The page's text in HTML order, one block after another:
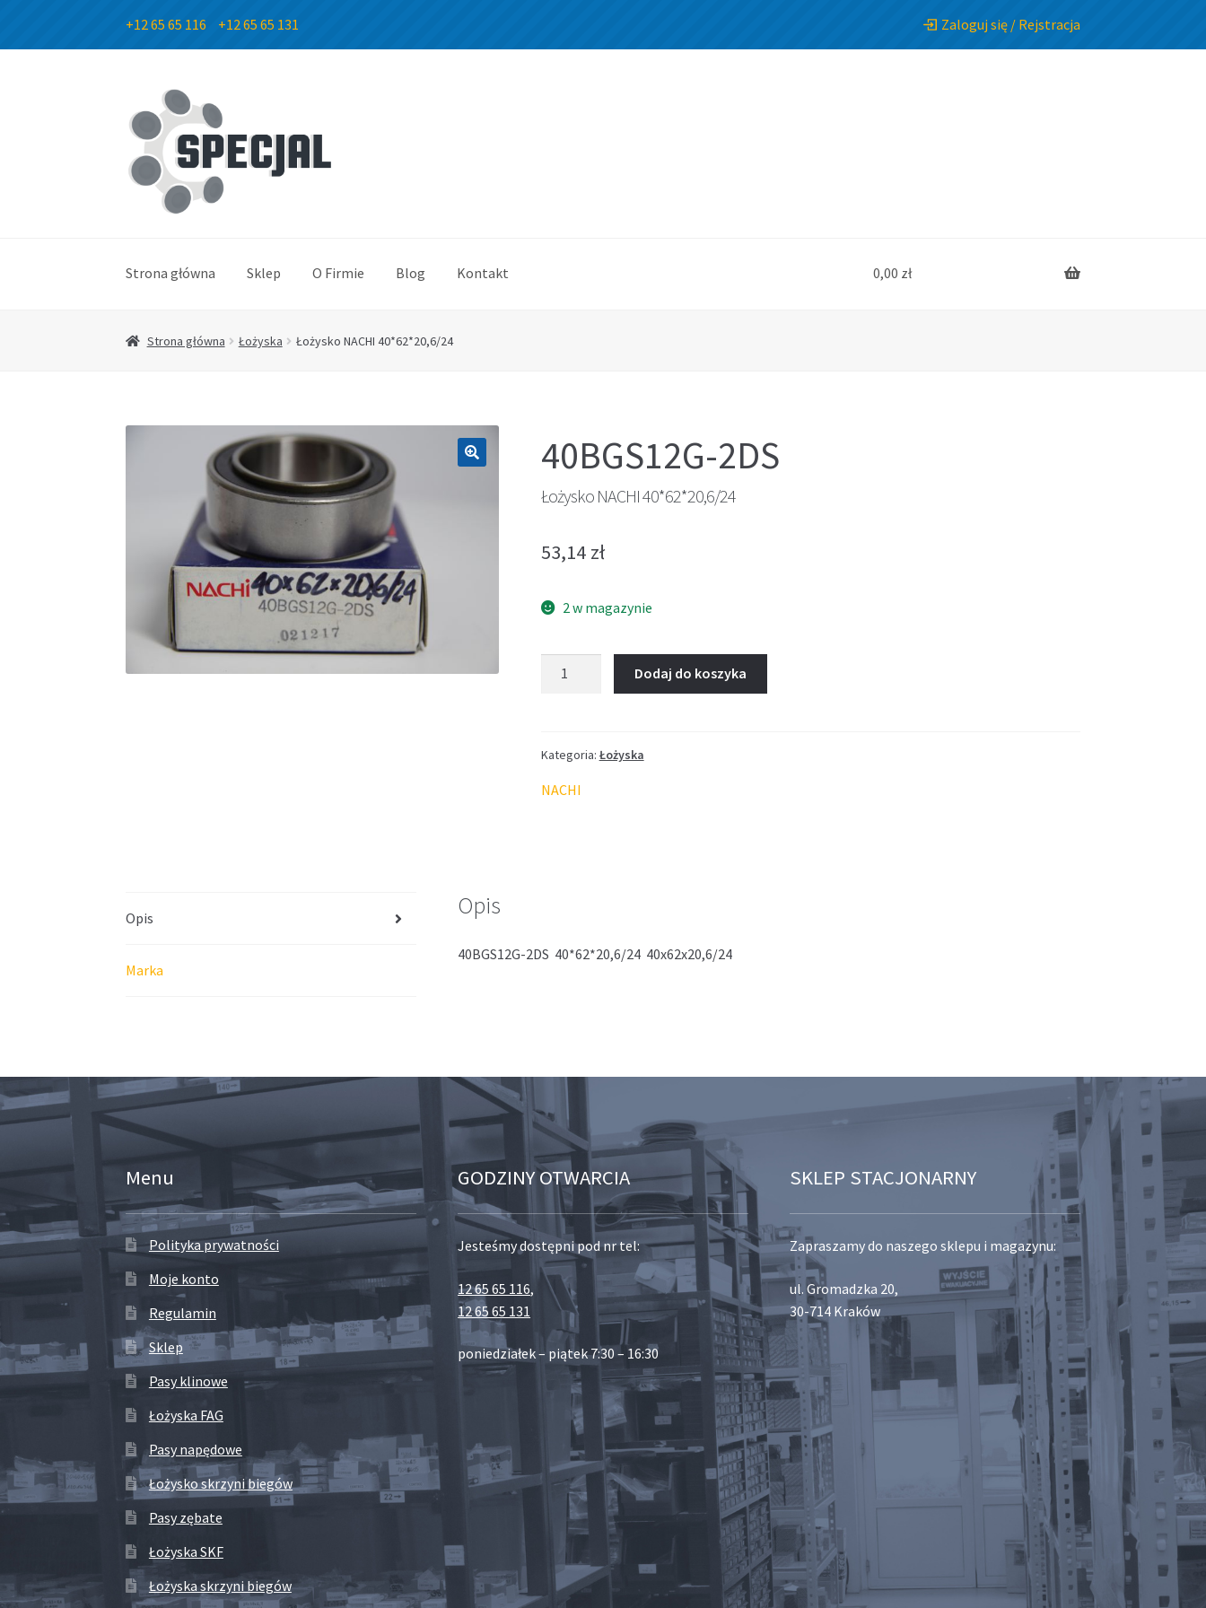
+12 65 65 116 +12 65 65 131 Zaloguj się / Rejstracja
Przejdź
do
nawigacji
Przejdź
do
treści
Strona główna Sklep O Firmie Blog Kontakt 0,00 zł
Strona główna Łożyska Łożysko NACHI 40*62*20,6/24
40BGS12G-2DS
Łożysko NACHI 40*62*20,6/24
53,14 zł
2 w magazynie
Dodaj do koszyka
Kategoria: Łożyska
NACHI
Opis
Marka
Opis
40BGS12G-2DS 40*62*20,6/24 40x62x20,6/24
Menu
Polityka prywatności
Moje konto
Regulamin
Sklep
Pasy klinowe
Łożyska FAG
Pasy napędowe
Łożysko skrzyni biegów
Pasy zębate
Łożyska SKF
Łożyska skrzyni biegów
GODZINY OTWARCIA
Jesteśmy dostępni pod nr tel:
12 65 65 116,
12 65 65 131
poniedziałek – piątek 7:30 – 16:30
SKLEP STACJONARNY
Zapraszamy do naszego sklepu i magazynu:
ul. Gromadzka 20,
30-714 Kraków